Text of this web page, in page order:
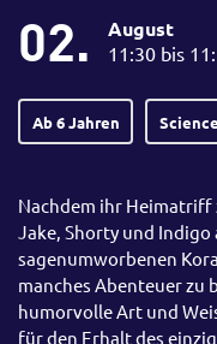
02. August
11:30 bis
Ab 6 Jahren
Nachdem ihr Heimatriff
Jake, Shorty und Indigo
sagenumworbenen
manches Abenteuer zu
humorvolle Art und
für den Erhalt des